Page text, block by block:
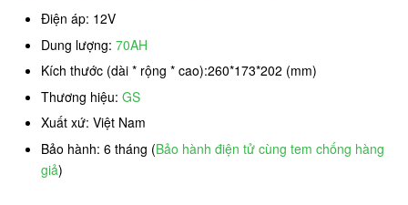
Điện áp: 12V
Dung lượng: 70AH
Kích thước (dài * rộng * cao):260*173*202 (mm)
Thương hiệu: GS
Xuất xứ: Việt Nam
Bảo hành: 6 tháng (Bảo hành điện tử cùng tem chống hàng
giả)